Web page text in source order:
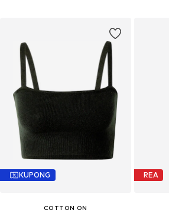
KUPONG
COTTON ON
REA